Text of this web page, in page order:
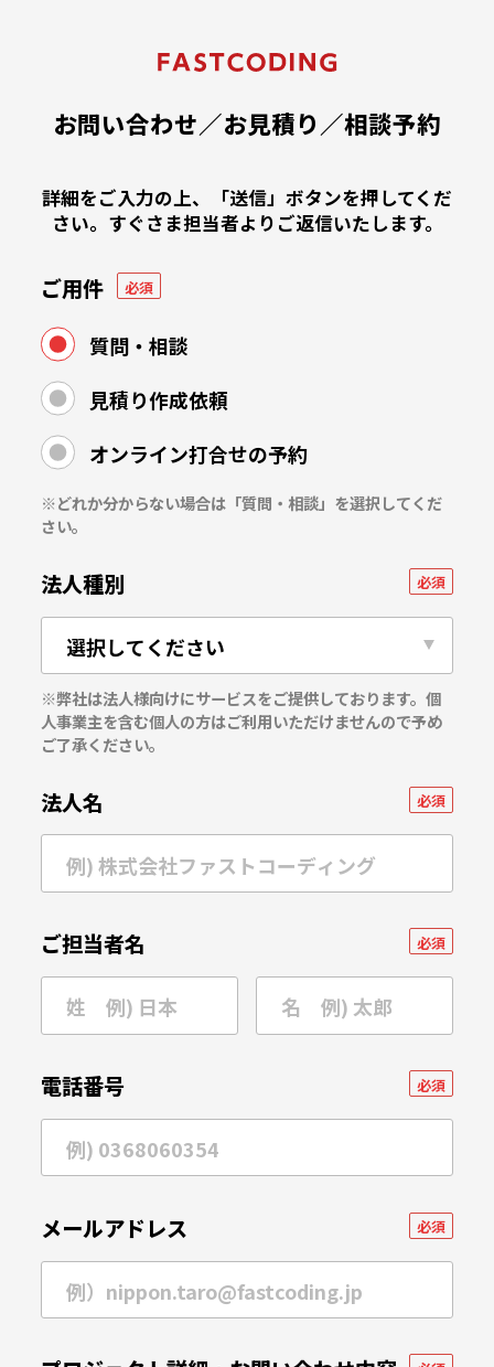
お問い合わせ／お見積り／相談予約
詳細をご入力の上、「送信」ボタンを押してくだ
さい。 すぐさま担当者よりご返信いたします。
ご用件 必須
質問・相談
見積り作成依頼
オンライン打合せの予約
※どれか分からない場合は「質問・相談」を選択してくだ
さい。
法人種別 必須
※弊社は法人様向けにサービスをご提供しております。個
人事業主を含む個人の方はご利用いただけませんので予め
ご了承ください。
法人名 必須
ご担当者名 必須
電話番号 必須
メールアドレス 必須